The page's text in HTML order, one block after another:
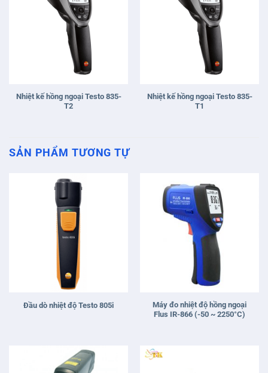
Nhiệt kế hồng ngoại Testo 835-
T2
Nhiệt kế hồng ngoại Testo 835-
T1
SẢN PHẨM TƯƠNG TỰ
Đầu dò nhiệt độ Testo 805i
Máy đo nhiệt độ hồng ngoại
Flus IR-866 (-50 ~ 2250°C)